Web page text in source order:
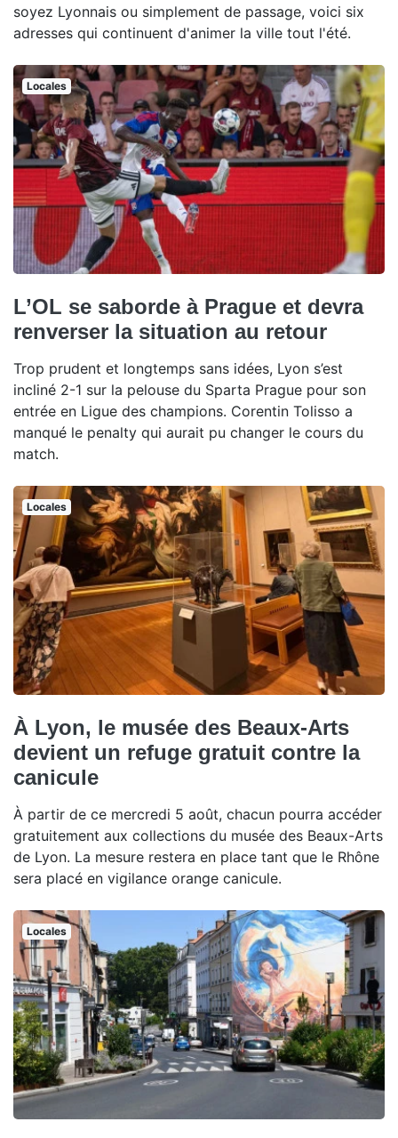
soyez Lyonnais ou simplement de passage, voici six
adresses qui continuent d'animer la ville tout l'été.
Locales
L’OL se saborde à Prague et devra
renverser la situation au retour
Trop prudent et longtemps sans idées, Lyon s’est
incliné 2-1 sur la pelouse du Sparta Prague pour son
entrée en Ligue des champions. Corentin Tolisso a
manqué le penalty qui aurait pu changer le cours du
match.
Locales
À Lyon, le musée des Beaux-Arts
devient un refuge gratuit contre la
canicule
À partir de ce mercredi 5 août, chacun pourra accéder
gratuitement aux collections du musée des Beaux-Arts
de Lyon. La mesure restera en place tant que le Rhône
sera placé en vigilance orange canicule.
Locales